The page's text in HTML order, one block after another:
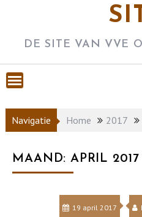
DE SITE VAN VVE
Navigatie Home 2017
MAAND:APRIL 2017
19 april 2017